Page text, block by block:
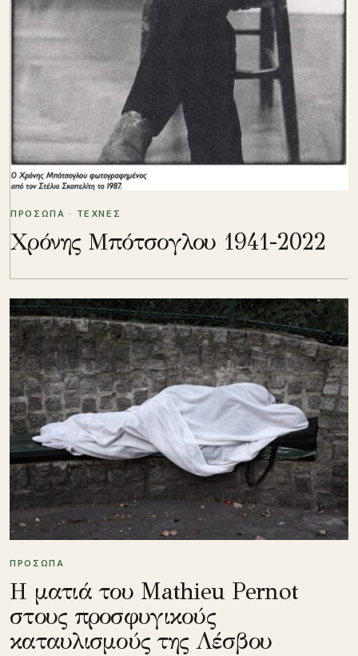
ΠΡΟΣΩΠΑ · ΤΕΧΝΕΣ
Χρόνης Μπότσογλου 1941-2022
ΠΡΟΣΩΠΑ
Η ματιά του Mathieu Pernot
στους προσφυγικούς
καταυλισμούς της Λέσβου